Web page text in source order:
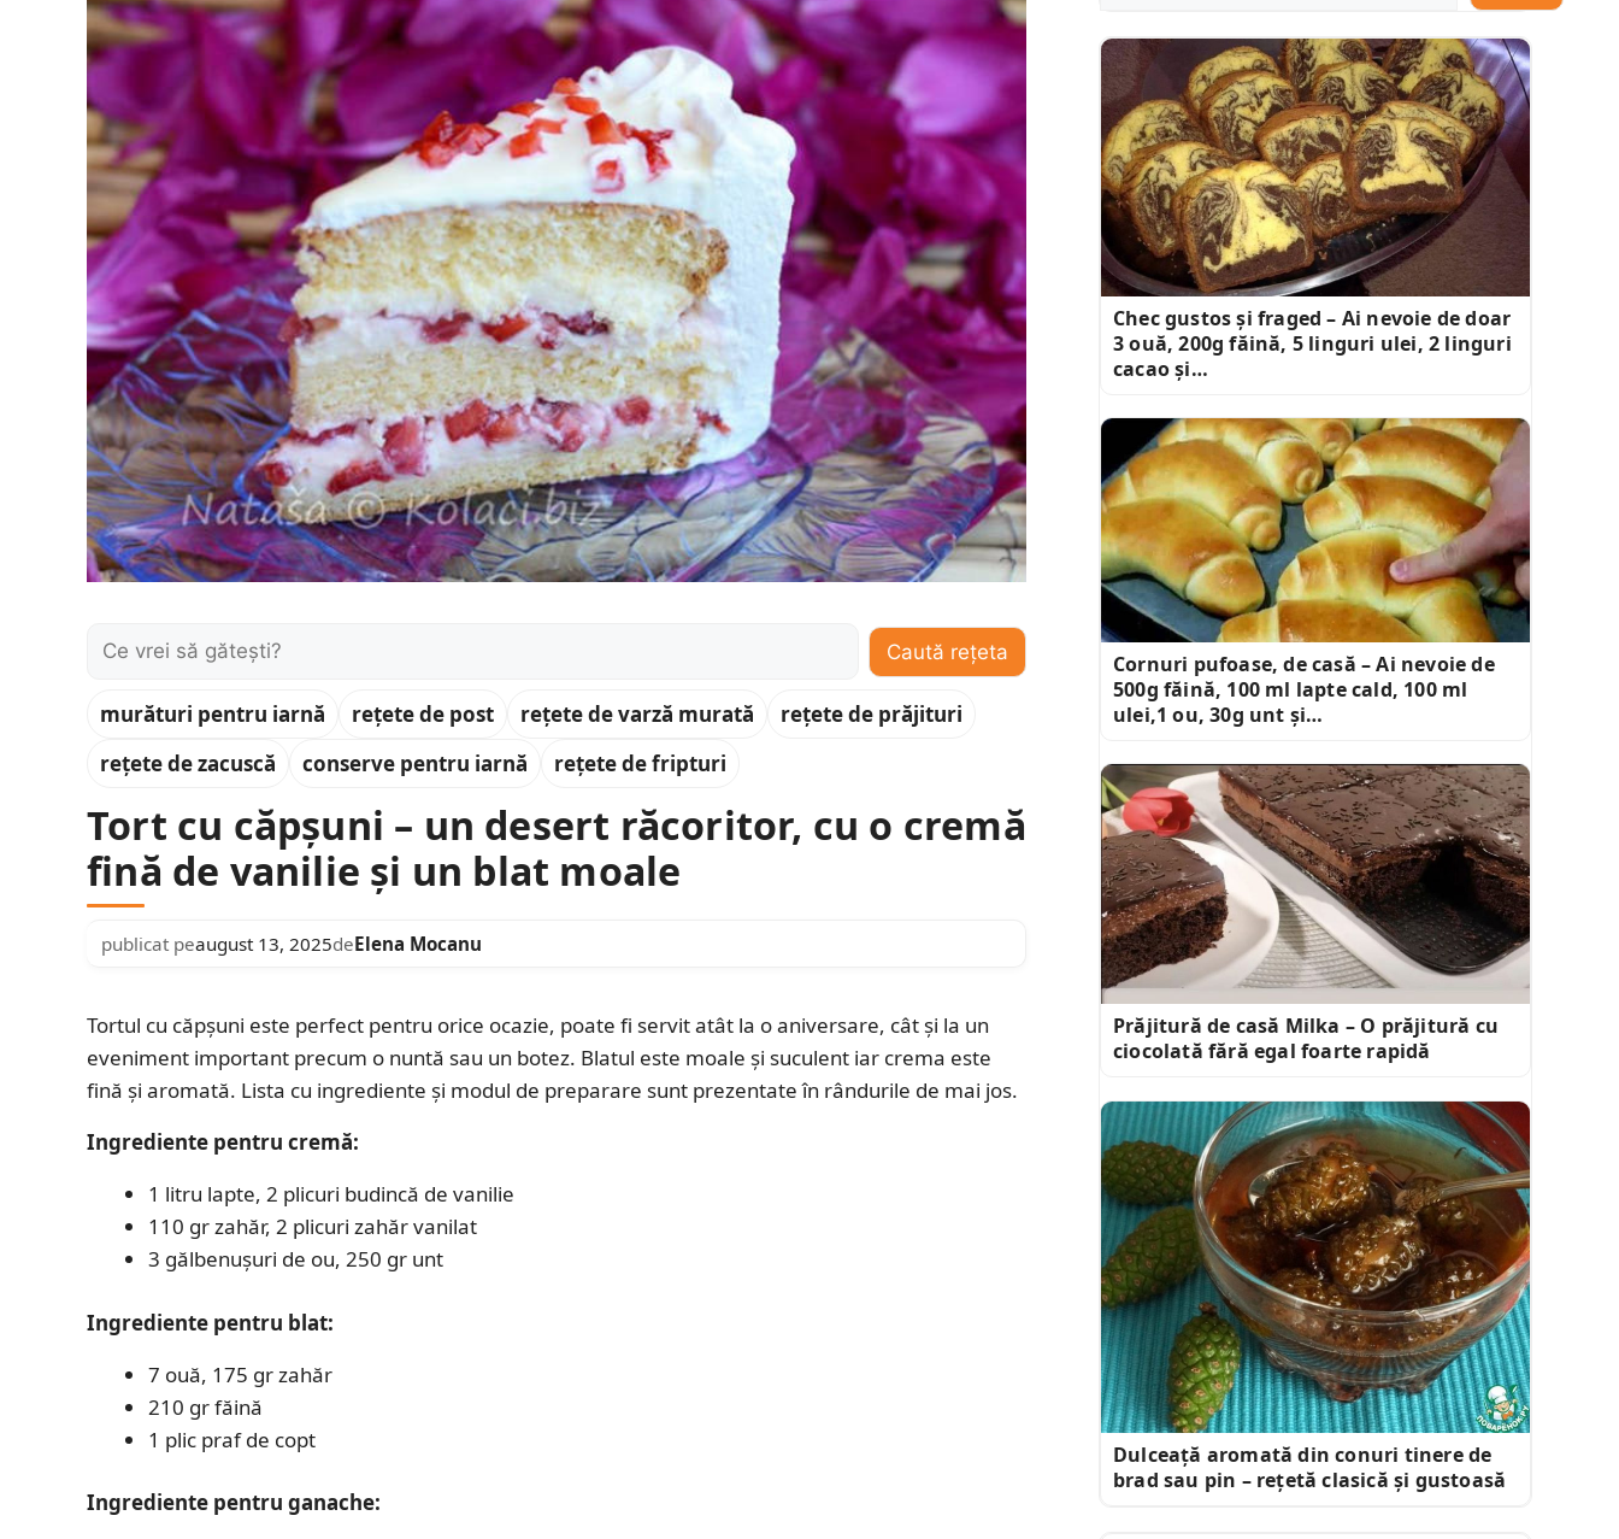
Caută: Caută rețeta
murături pentru iarnă rețete de post rețete de varză murată
rețete de prăjituri
rețete de zacuscă
conserve pentru iarnă rețete de fripturi
Tort cu căpșuni – un desert răcoritor, cu o cremă
fină de vanilie și un blat moale
publicat peaugust 13, 2025deElena Mocanu
Tortul cu căpșuni este perfect pentru orice ocazie, poate fi servit atât la o aniversare, cât și la un
eveniment important precum o nuntă sau un botez. Blatul este moale și suculent iar crema este
fină și aromată. Lista cu ingrediente și modul de preparare sunt prezentate în rândurile de mai jos.
Ingrediente pentru cremă:
1 litru lapte, 2 plicuri budincă de vanilie
110 gr zahăr, 2 plicuri zahăr vanilat
3 gălbenușuri de ou, 250 gr unt
Ingrediente pentru blat:
7 ouă, 175 gr zahăr
210 gr făină
1 plic praf de copt
Ingrediente pentru ganache:
Chec gustos și fraged – Ai nevoie de doar
3 ouă, 200g făină, 5 linguri ulei, 2 linguri
cacao și…
Cornuri pufoase, de casă – Ai nevoie de
500g făină, 100 ml lapte cald, 100 ml
ulei,1 ou, 30g unt și…
Prăjitură de casă Milka – O prăjitură cu
ciocolată fără egal foarte rapidă
Dulceață aromată din conuri tinere de
brad sau pin – rețetă clasică și gustoasă